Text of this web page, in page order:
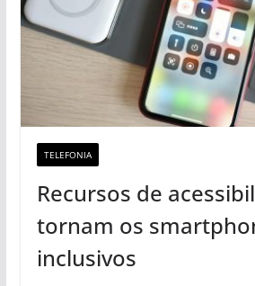
TELEFONIA
Recursos de
tornam os
inclusivos